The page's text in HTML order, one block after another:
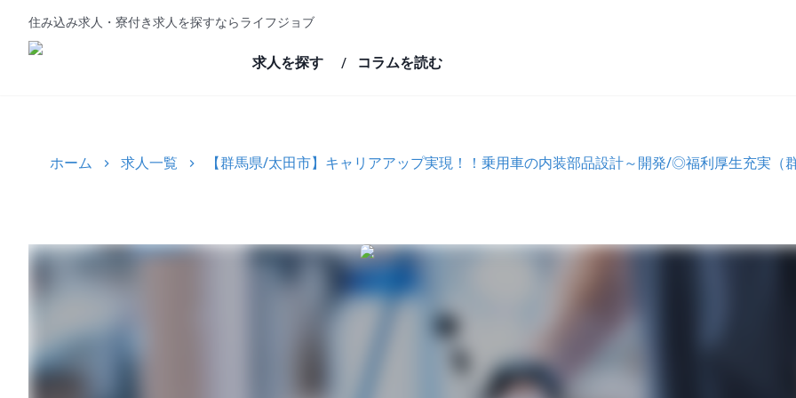
住み込み求人・寮付き求人を探すならライフジョブ
求人を探す / コラムを読む
ホーム 求人一覧 【群馬県/太田市】キャリアアップ実現！！乗用車の内装部品設計～開発/◎福利厚生充実（